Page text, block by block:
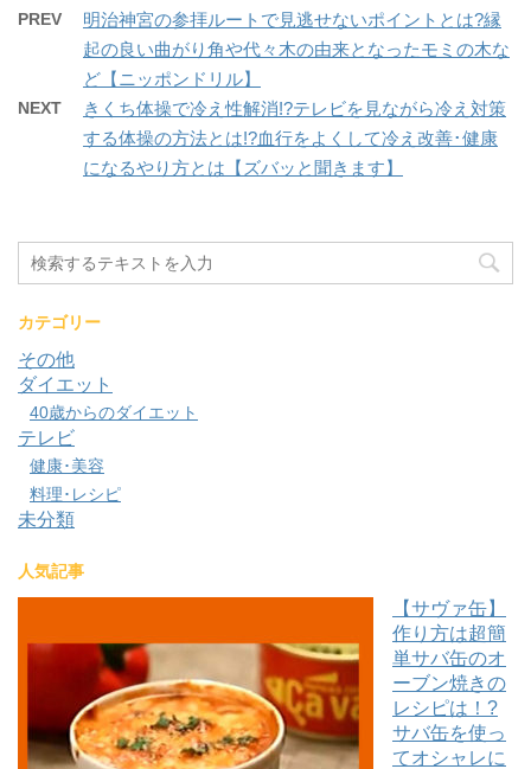
PREV
明治神宮の参拝ルートで見逃せないポイントとは?縁
起の良い曲がり角や代々木の由来となったモミの木な
ど【ニッポンドリル】
NEXT
きくち体操で冷え性解消!?テレビを見ながら冷え対策
する体操の方法とは!?血行をよくして冷え改善･健康
になるやり方とは【ズバッと聞きます】
カテゴリー
その他
ダイエット
40歳からのダイエット
テレビ
健康･美容
料理･レシピ
未分類
人気記事
【サヴァ缶】
作り方は超簡
単サバ缶のオ
ーブン焼きの
レシピは！?
サバ缶を使っ
てオシャレに